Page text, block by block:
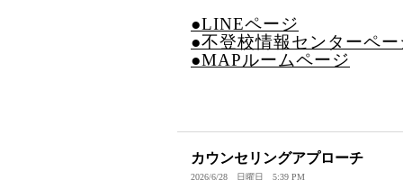
●LINEページ
●不登校情報センターペー
●MAPルームページ
カウンセリングアプローチ
2026/6/28 日曜日 5:39 PM